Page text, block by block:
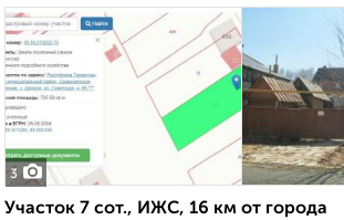
3
Участок 7 сот., ИЖС, 16 км от города